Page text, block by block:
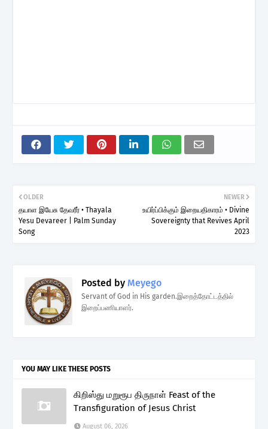
NEWER
உயிர்ப்பிக்கும் இறையதிகாரம் • Divine
Sovereignty that Revives April
2023
OLDER
தயாள இயேசு தேவரீர் • Thayala
Yesu Devareer | Palm Sunday
Song
Posted by Meyego
Servant of God in His garden.இறைத்தோட்டத்தில்
இறைப்பணியாளர்.
YOU MAY LIKE THESE POSTS
கிறிஸ்து மறுரூப திருநாள் Feast of the
Transfiguration of Jesus Christ
August 06, 2026